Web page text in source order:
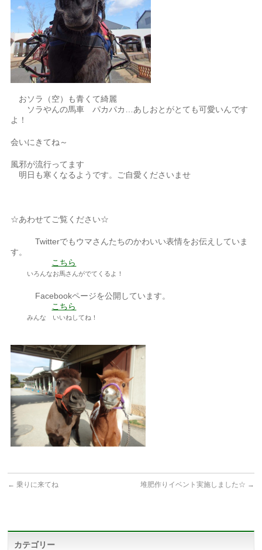
おソラ（空）も青くて綺麗
ソラやんの馬車 パカパカ…あしおとがとても可愛いんです
よ！
会いにきてね～
風邪が流行ってます
明日も寒くなるようです。ご自愛くださいませ
☆あわせてご覧ください☆
Twitterでもウマさんたちのかわいい表情をお伝えしていま
す。
こちら
いろんなお馬さんがでてくるよ！
Facebookページを公開しています。
こちら
みんな いいねしてね！
← 乗りに来てね 堆肥作りイベント実施しました☆ →
カテゴリー